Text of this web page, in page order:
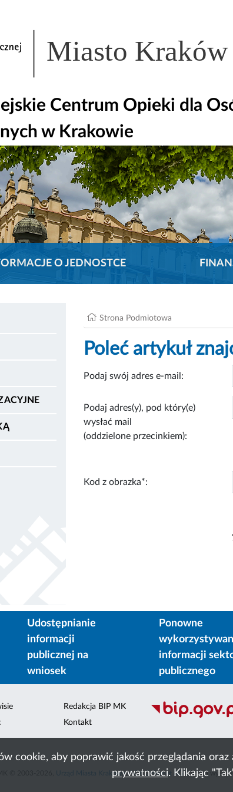
cookie, aby poprawić jakość przeglądania
prywatności. Klikając
Miasto Kraków
Centrum Opieki dla
w Krakowie
O JEDNOSTCE
Strona Podmiotowa
Poleć artykuł
Podaj swój adres e-mail:
Podaj adres(y), pod który(e)
wysłać mail
(oddzielone przecinkiem):
Kod z obrazka*:
Udostępnianie
informacji
publicznej na
wniosek
Ponowne
informacji
publicznego
Redakcja BIP MK
Kontakt
Urząd Miasta Krakowa,ACK Cyfronet AGHliczba